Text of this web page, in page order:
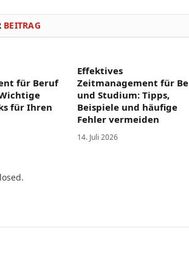
BEITRAG
für Beruf
für Ihren
Effektives
Zeitmanagement für
und Studium: Tipps,
Beispiele und häufige
Fehler vermeiden
14. Juli 2026